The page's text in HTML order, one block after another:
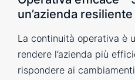
un’azienda
La continuità operativa è
rendere l’azienda più
rispondere ai